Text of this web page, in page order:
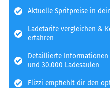
Aktuelle Spritpreise in
Ladetarife vergleichen &
erfahren
Detaillierte Informationen
und 30.000 Ladesäulen
Flizzi empfiehlt dir den